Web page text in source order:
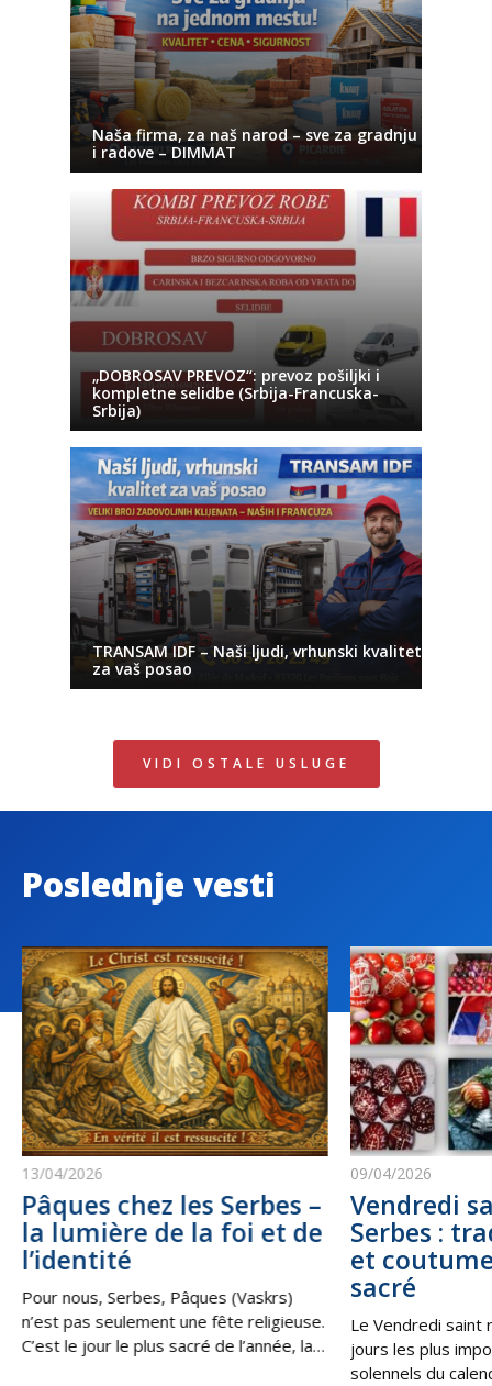
Naša firma, za naš narod – sve za gradnju
i radove – DIMMAT
„DOBROSAV PREVOZ“: prevoz pošiljki i
kompletne selidbe (Srbija-Francuska-
Srbija)
TRANSAM IDF – Naši ljudi, vrhunski kvalitet
za vaš posao
VIDI OSTALE USLUGE
Poslednje vesti
13/04/2026
Pâques chez les Serbes –
la lumière de la foi et de
l’identité
Pour nous, Serbes, Pâques (Vaskrs)
n’est pas seulement une fête religieuse.
C’est le jour le plus sacré de l’année, la
09/04/2026
Vendredi
Serbes :
et
sacré
Le Vendredi saint
jours les plus
solennels du